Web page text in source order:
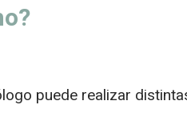
puede realizar